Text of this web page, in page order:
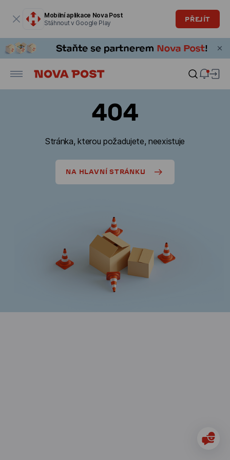
Mobilní aplikace Nova Post
Stáhnout v Google Play
PŘEJÍT
404
Stránka, kterou požadujete, neexistuje
NA HLAVNÍ STRÁNKU